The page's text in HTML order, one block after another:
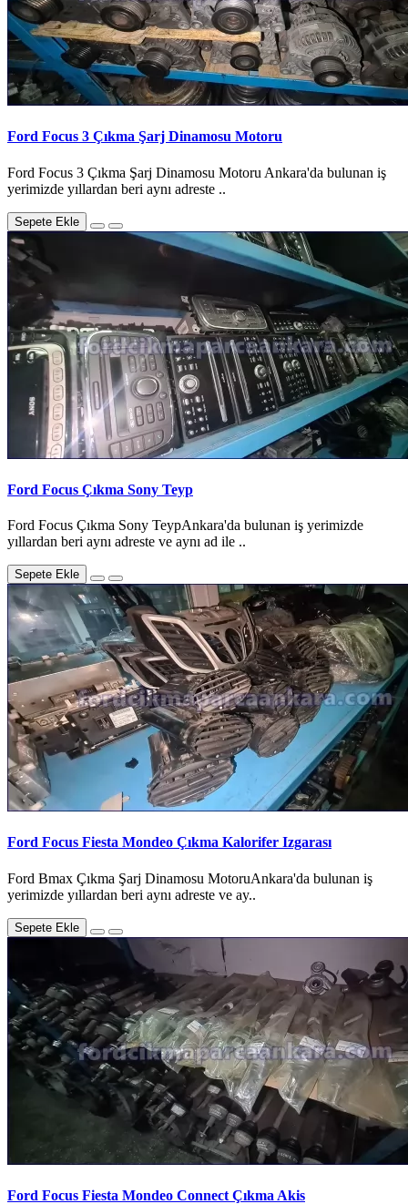
Ford Focus 3 Çıkma Şarj Dinamosu Motoru
Ford Focus 3 Çıkma Şarj Dinamosu Motoru Ankara'da bulunan iş
yerimizde yıllardan beri aynı adreste ..
Sepete Ekle
Ford Focus Çıkma Sony Teyp
Ford Focus Çıkma Sony TeypAnkara'da bulunan iş yerimizde
yıllardan beri aynı adreste ve aynı ad ile ..
Sepete Ekle
Ford Focus Fiesta Mondeo Çıkma Kalorifer Izgarası
Ford Bmax Çıkma Şarj Dinamosu MotoruAnkara'da bulunan iş
yerimizde yıllardan beri aynı adreste ve ay..
Sepete Ekle
Ford Focus Fiesta Mondeo Connect Çıkma Akis